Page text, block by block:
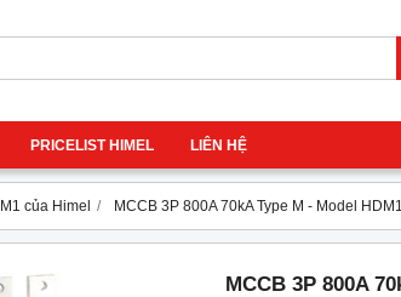
PRICELIST HIMEL LIÊN HỆ
của Himel MCCB 3P 800A 70kA Type M - Model
MCCB 3P 800A